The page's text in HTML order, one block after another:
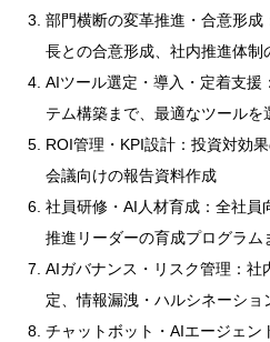
部門横断の変革推進・合意形成
長との合意形成、社内推進体制
AIツール選定・導入・定着支援
テム構築まで、最適なツールを
ROI管理・KPI設計：投資対効
会議向けの報告資料作成
社員研修・AI人材育成：全社員
推進リーダーの育成プログラム
AIガバナンス・リスク管理：社
定、情報漏洩・ハルシネーショ
チャットボット・AIエージェン